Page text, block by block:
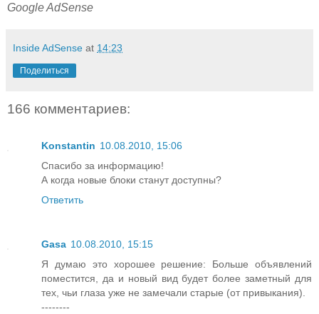
Google AdSense
Inside AdSense at 14:23
Поделиться
166 комментариев:
Konstantin 10.08.2010, 15:06
Спасибо за информацию!
А когда новые блоки станут доступны?
Ответить
Gasa 10.08.2010, 15:15
Я думаю это хорошее решение: Больше объявлений
поместится, да и новый вид будет более заметный для
тех, чьи глаза уже не замечали старые (от привыкания).
--------